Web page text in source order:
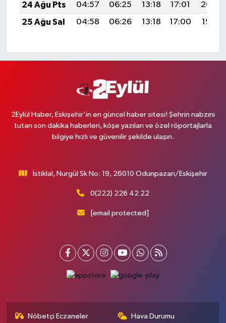
24 Ağu Pts
04:57 06:25 13:18 17:01
20:00
25 Ağu Sal
04:58 06:26 13:18 17:00 19:59
2Eylül Haber, Eskişehir’in en güncel haber sitesi! Şehrin nabzını
tutan son dakika haberleri, köşe yazıları ve özel röportajlarla
bilgiye hızlı ve güvenilir şekilde ulaşın.
İstiklal, Nurgül Sk No: 19, 26010 Odunpazarı/Eskişehir
0(222) 226 42 22
[email protected]
Nöbetçi Eczaneler Hava Durumu